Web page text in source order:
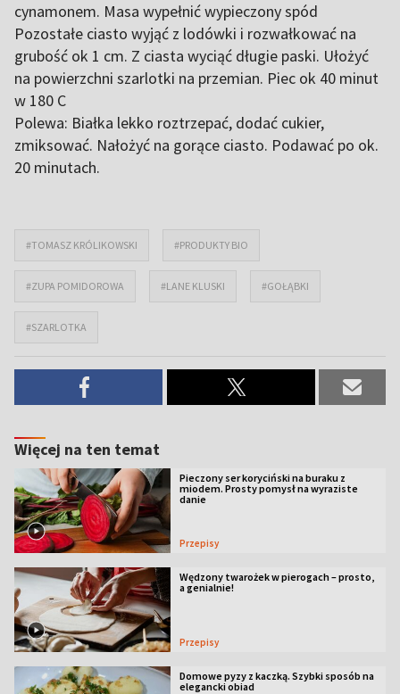
cynamonem. Masa wypełnić wypieczony spód
Pozostałe ciasto wyjąć z lodówki i rozwałkować na
grubość ok 1 cm. Z ciasta wyciąć długie paski. Ułożyć
na powierzchni szarlotki na przemian. Piec ok 40 minut
w 180 C
Polewa: Białka lekko roztrzepać, dodać cukier,
zmiksować. Nałożyć na gorące ciasto. Podawać po ok.
20 minutach.
#TOMASZ KRÓLIKOWSKI #PRODUKTY BIO
#ZUPA POMIDOROWA #LANE KLUSKI #GOŁĄBKI
#SZARLOTKA
Więcej na ten temat
Pieczony ser koryciński na buraku z
miodem. Prosty pomysł na wyraziste
danie
Przepisy
Wędzony twarożek w pierogach – prosto,
a genialnie!
Przepisy
Domowe pyzy z kaczką. Szybki sposób na
elegancki obiad